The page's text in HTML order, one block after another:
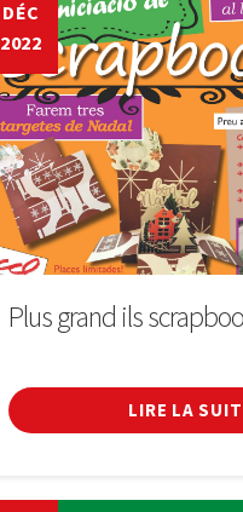
DÉC
2022
Plus grand ils
LIRE LA